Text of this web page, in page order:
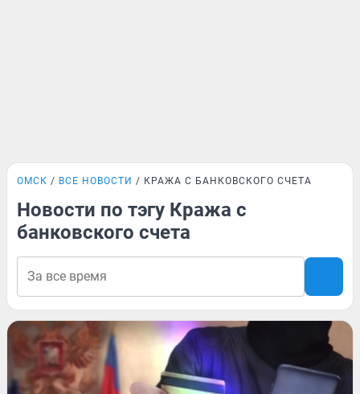
ОМСК ВСЕ НОВОСТИ КРАЖА С БАНКОВСКОГО СЧЕТА
Новости по тэгу Кража с
банковского счета